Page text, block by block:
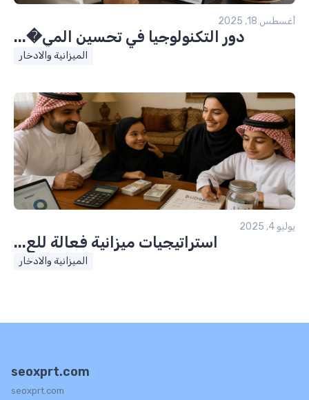
أغسطس 18, 2025
دور التكنولوجيا في تحسين المي�...
الميزانية والادخار
يوليو 4, 2025
استراتيجيات ميزانية فعالة للع...
الميزانية والادخار
seoxprt.com
seoxprt.com